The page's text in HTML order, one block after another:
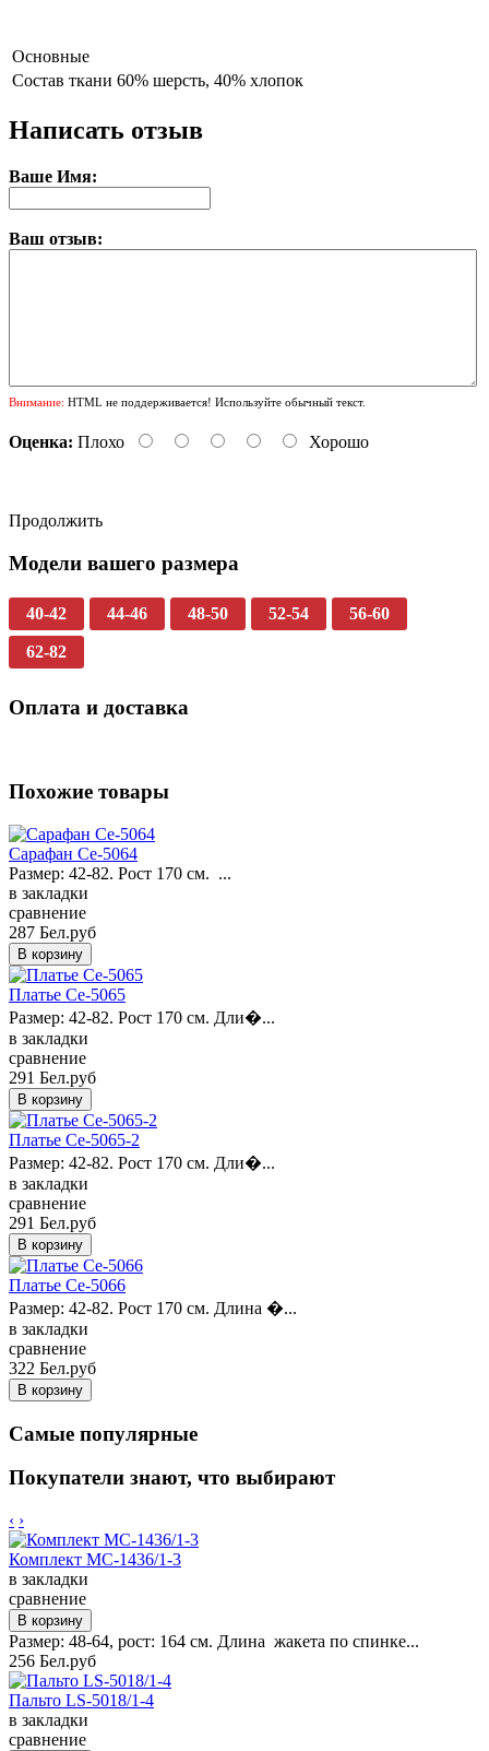
Основные
Состав ткани 60% шерсть, 40% хлопок
Написать отзыв
Ваше Имя:
Ваш отзыв:
Внимание: HTML не поддерживается! Используйте обычный текст.
Оценка: Плохо Хорошо
Продолжить
Модели вашего размера
40-42 44-46 48-50 52-54 56-60
62-82
Оплата и доставка
Похожие товары
Сарафан Ce-5064
Размер: 42-82. Рост 170 см. ...
в закладки
сравнение
287 Бел.руб
Платье Ce-5065
Размер: 42-82. Рост 170 см. Дли�...
в закладки
сравнение
291 Бел.руб
Платье Ce-5065-2
Размер: 42-82. Рост 170 см. Дли�...
в закладки
сравнение
291 Бел.руб
Платье Ce-5066
Размер: 42-82. Рост 170 см. Длина �...
в закладки
сравнение
322 Бел.руб
Самые популярные
Покупатели знают, что выбирают
‹ ›
Комплект MC-1436/1-3
в закладки
сравнение
Размер: 48-64, рост: 164 см. Длина жакета по спинке...
256 Бел.руб
Пальто LS-5018/1-4
в закладки
сравнение